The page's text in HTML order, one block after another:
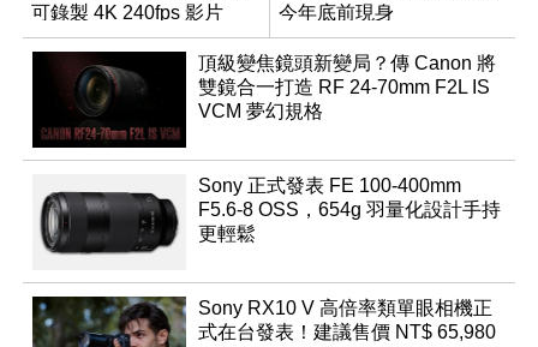
可錄製 4K 240fps 影片
今年底前現身
頂級變焦鏡頭新變局？傳 Canon 將
雙鏡合一打造 RF 24-70mm F2L IS
VCM 夢幻規格
Sony 正式發表 FE 100-400mm
F5.6-8 OSS，654g 羽量化設計手持
更輕鬆
Sony RX10 V 高倍率類單眼相機正
式在台發表！建議售價 NT$ 65,980